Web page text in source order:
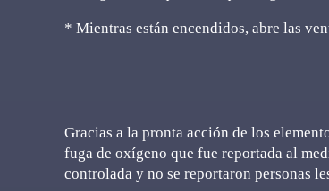
* Mientras están encendidos, abre las
Gracias a la pronta acción de los
fuga de oxígeno que fue reportada al
controlada y no se reportaron personas